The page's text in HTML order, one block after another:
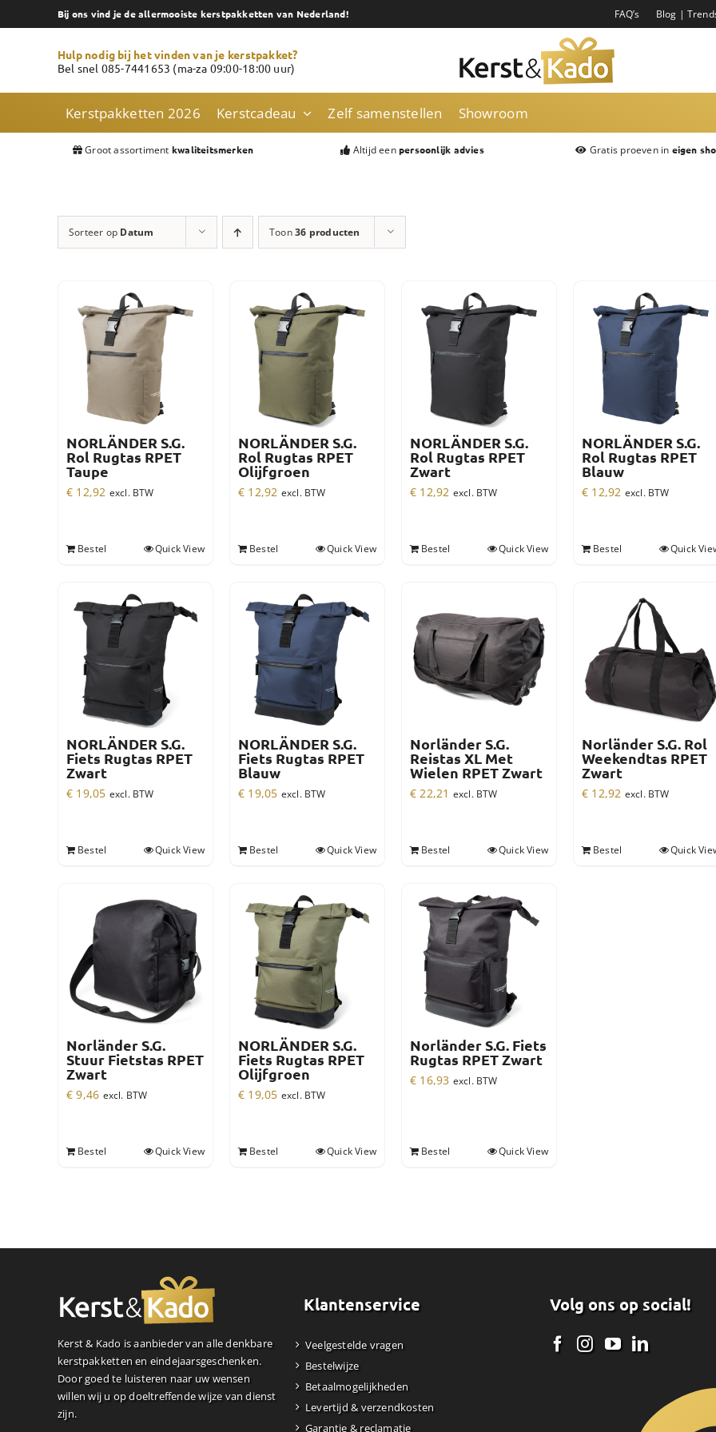
to
Bij ons vind je de allermooiste kerstpakketten van Nederland! FAQ’s Blog |
Hulp nodig bij het vinden van je kerstpakket?
Bel snel 085-7441653 (ma-za 09:00-18:00 uur)
Kerstpakketten 2026 Kerstcadeau Zelf samenstellen Showroom
Groot assortiment kwaliteitsmerken Altijd een persoonlijk advies Gratis proeven in eigen
Sorteer op Datum Toon36 producten
NORLÄNDER S.G.
Rol Rugtas RPET
Taupe
€ 12,92 excl. BTW
Bestel Quick View
NORLÄNDER S.G.
Rol Rugtas RPET
Olijfgroen
€ 12,92 excl. BTW
Bestel Quick View
NORLÄNDER S.G.
Rol Rugtas RPET
Zwart
€ 12,92 excl. BTW
Bestel Quick View
NORLÄNDER S.G.
Rol Rugtas RPET
Blauw
€ 12,92 excl. BTW
Bestel Quick
NORLÄNDER S.G.
Fiets Rugtas RPET
Zwart
€ 19,05 excl. BTW
Bestel Quick View
NORLÄNDER S.G.
Fiets Rugtas RPET
Blauw
€ 19,05 excl. BTW
Bestel Quick View
Norländer S.G.
Reistas XL Met
Wielen RPET Zwart
€ 22,21 excl. BTW
Bestel Quick View
Norländer S.G. Rol
Weekendtas RPET
Zwart
€ 12,92 excl. BTW
Bestel Quick
Norländer S.G.
Stuur Fietstas RPET
Zwart
€ 9,46 excl. BTW
Bestel Quick View
NORLÄNDER S.G.
Fiets Rugtas RPET
Olijfgroen
€ 19,05 excl. BTW
Bestel Quick View
Norländer S.G. Fiets
Rugtas RPET Zwart
€ 16,93 excl. BTW
Bestel Quick View
Kerst & Kado is aanbieder van alle denkbare
kerstpakketten en eindejaarsgeschenken.
Door goed te luisteren naar uw wensen
willen wij u op doeltreffende wijze van dienst
zijn.
Klantenservice
Veelgestelde vragen
Bestelwijze
Betaalmogelijkheden
Levertijd & verzendkosten
Garantie & reclamatie
Volg ons op social!